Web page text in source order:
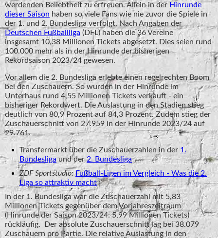
werdenden Beliebtheit zu erfreuen. Allein in derHinrunde
dieser Saison haben so viele Fans wie nie zuvor die Spiele in
der 1. und 2. Bundesliga verfolgt. Nach Angaben der
Deutschen Fußballliga (DFL) haben die 36 Vereine
insgesamt 10,38 Millionen Tickets abgesetzt. Dies seien rund
100.000 mehr als in der Hinrunde der bisherigen
Rekordsaison 2023/24 gewesen.
Vor allem die 2. Bundesliga erlebte einen regelrechten Boom
bei den Zuschauern. So wurden in der Hinrunde im
Unterhaus rund 4,55 Millionen Tickets verkauft - ein
bisheriger Rekordwert. Die Auslastung in den Stadien stieg
deutlich von 80,9 Prozent auf 84,3 Prozent. Zudem stieg der
Zuschauerschnitt von 27.959 in der Hinrunde 2023/24 auf
29.761.
Transfermarkt über die Zuschauerzahlen in der 1.
Bundesliga und der2. Bundesliga
ZDF Sportstudio:Fußball-Ligen im Vergleich - Was die 2.
Liga so attraktiv macht
In der 1. Bundesliga war die Zuschauerzahl mit 5,83
Millionen Tickets gegenüber dem Vorjahreszeitraum
(Hinrunde der Saison 2023/24: 5,99 Millionen Tickets)
rückläufig. Der absolute Zuschauerschnitt lag bei 38.079
Zuschauern pro Partie. Die relative Auslastung in den